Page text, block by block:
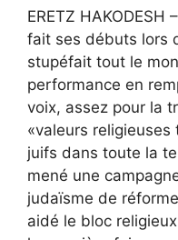
ERETZ
fait ses débuts lors
stupéfait tout le
performance en
voix, assez pour la
«valeurs
juifs dans toute la
mené une
judaïsme de
aidé le bloc